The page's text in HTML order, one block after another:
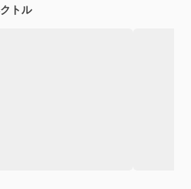
トル